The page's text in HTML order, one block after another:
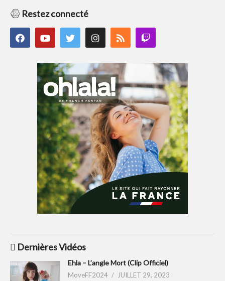
Restez connecté
Dernières Vidéos
Ehla – L’angle Mort (Clip Officiel)
MoveFF2024 JUILLET 29, 2023